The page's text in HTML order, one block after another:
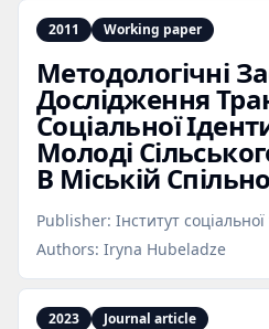
2011 Working paper
Методологічні
Дослідження
Соціальної
Молоді
В Міській
Publisher: Інститут
Authors: Iryna Hubeladze
2023 Journal article